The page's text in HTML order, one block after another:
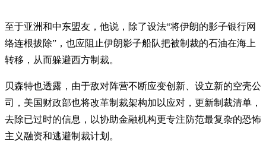
至于亚洲和中东盟友，他说，除了设法“将伊朗的影子银行网
络连根拔除”，也应阻止伊朗影子船队把被制裁的石油在海上
转移，从而躲避西方制裁。
贝森特也透露，由于敌对阵营不断应变创新、设立新的空壳公
司，美国财政部也将改革制裁架构加以应对，更新制裁清单，
去除已过时的信息，以协助金融机构更专注防范最复杂的恐怖
主义融资和逃避制裁计划。